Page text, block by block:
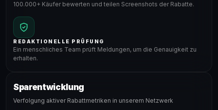
100.000+ Käufer bewerten und teilen Screenshots der Rabatte.
REDAKTIONELLE PRÜFUNG
Ein menschliches Team prüft Meldungen, um die Genauigkeit zu
erhalten.
Sparentwicklung
Verfolgung aktiver Rabattmetriken in unserem Netzwerk